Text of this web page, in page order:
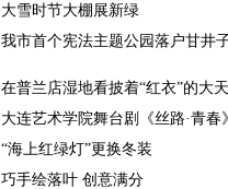
大雪时节大棚展新绿
我市首个宪法主题公园落户甘井
在普兰店湿地看披着“红衣”的大
大连艺术学院舞台剧《丝路·青
“海上红绿灯”更换冬装
巧手绘落叶 创意满分